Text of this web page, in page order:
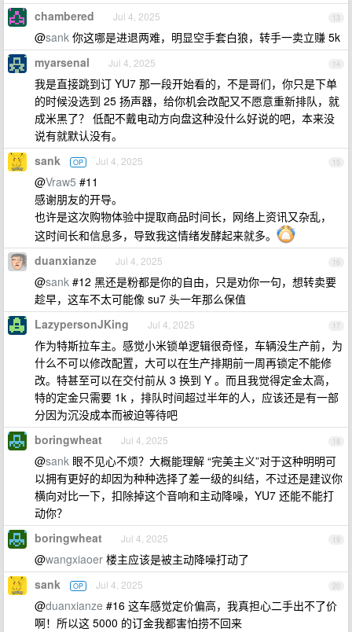
13
chambered Jul 4, 2025
@sank 你这哪是进退两难，明显空手套白狼，转手一卖立赚 5k
14
myarsenal Jul 4, 2025
我是直接跳到订 YU7 那一段开始看的，不是哥们，你只是下单
的时候没选到 25 扬声器，给你机会改配又不愿意重新排队，就
成米黑了？ 低配不戴电动方向盘这种没什么好说的吧，本来没
说有就默认没有。
15
sank OP Jul 4, 2025
@Vraw5 #11
感谢朋友的开导。
也许是这次购物体验中提取商品时间长，网络上资讯又杂乱，
这时间长和信息多，导致我这情绪发酵起来就多。
16
duanxianze Jul 4, 2025
@sank #12 黑还是粉都是你的自由，只是劝你一句，想转卖要
趁早，这车不太可能像 su7 头一年那么保值
17
LazypersonJKing Jul 4, 2025
作为特斯拉车主。感觉小米锁单逻辑很奇怪，车辆没生产前，为
什么不可以修改配置，大可以在生产排期前一周再锁定不能修
改。特甚至可以在交付前从 3 换到 Y 。而且我觉得定金太高，
特的定金只需要 1k ，排队时间超过半年的人，应该还是有一部
分因为沉没成本而被迫等待吧
18
boringwheat Jul 4, 2025
@sank 眼不见心不烦？大概能理解 “完美主义”对于这种明明可
以拥有更好的却因为种种选择了差一级的纠结，不过还是建议你
横向对比一下，扣除掉这个音响和主动降噪，YU7 还能不能打
动你？
19
boringwheat Jul 4, 2025
@wangxiaoer 楼主应该是被主动降噪打动了
20
sank OP Jul 4, 2025
@duanxianze #16 这车感觉定价偏高，我真担心二手出不了价
啊！所以这 5000 的订金我都害怕捞不回来